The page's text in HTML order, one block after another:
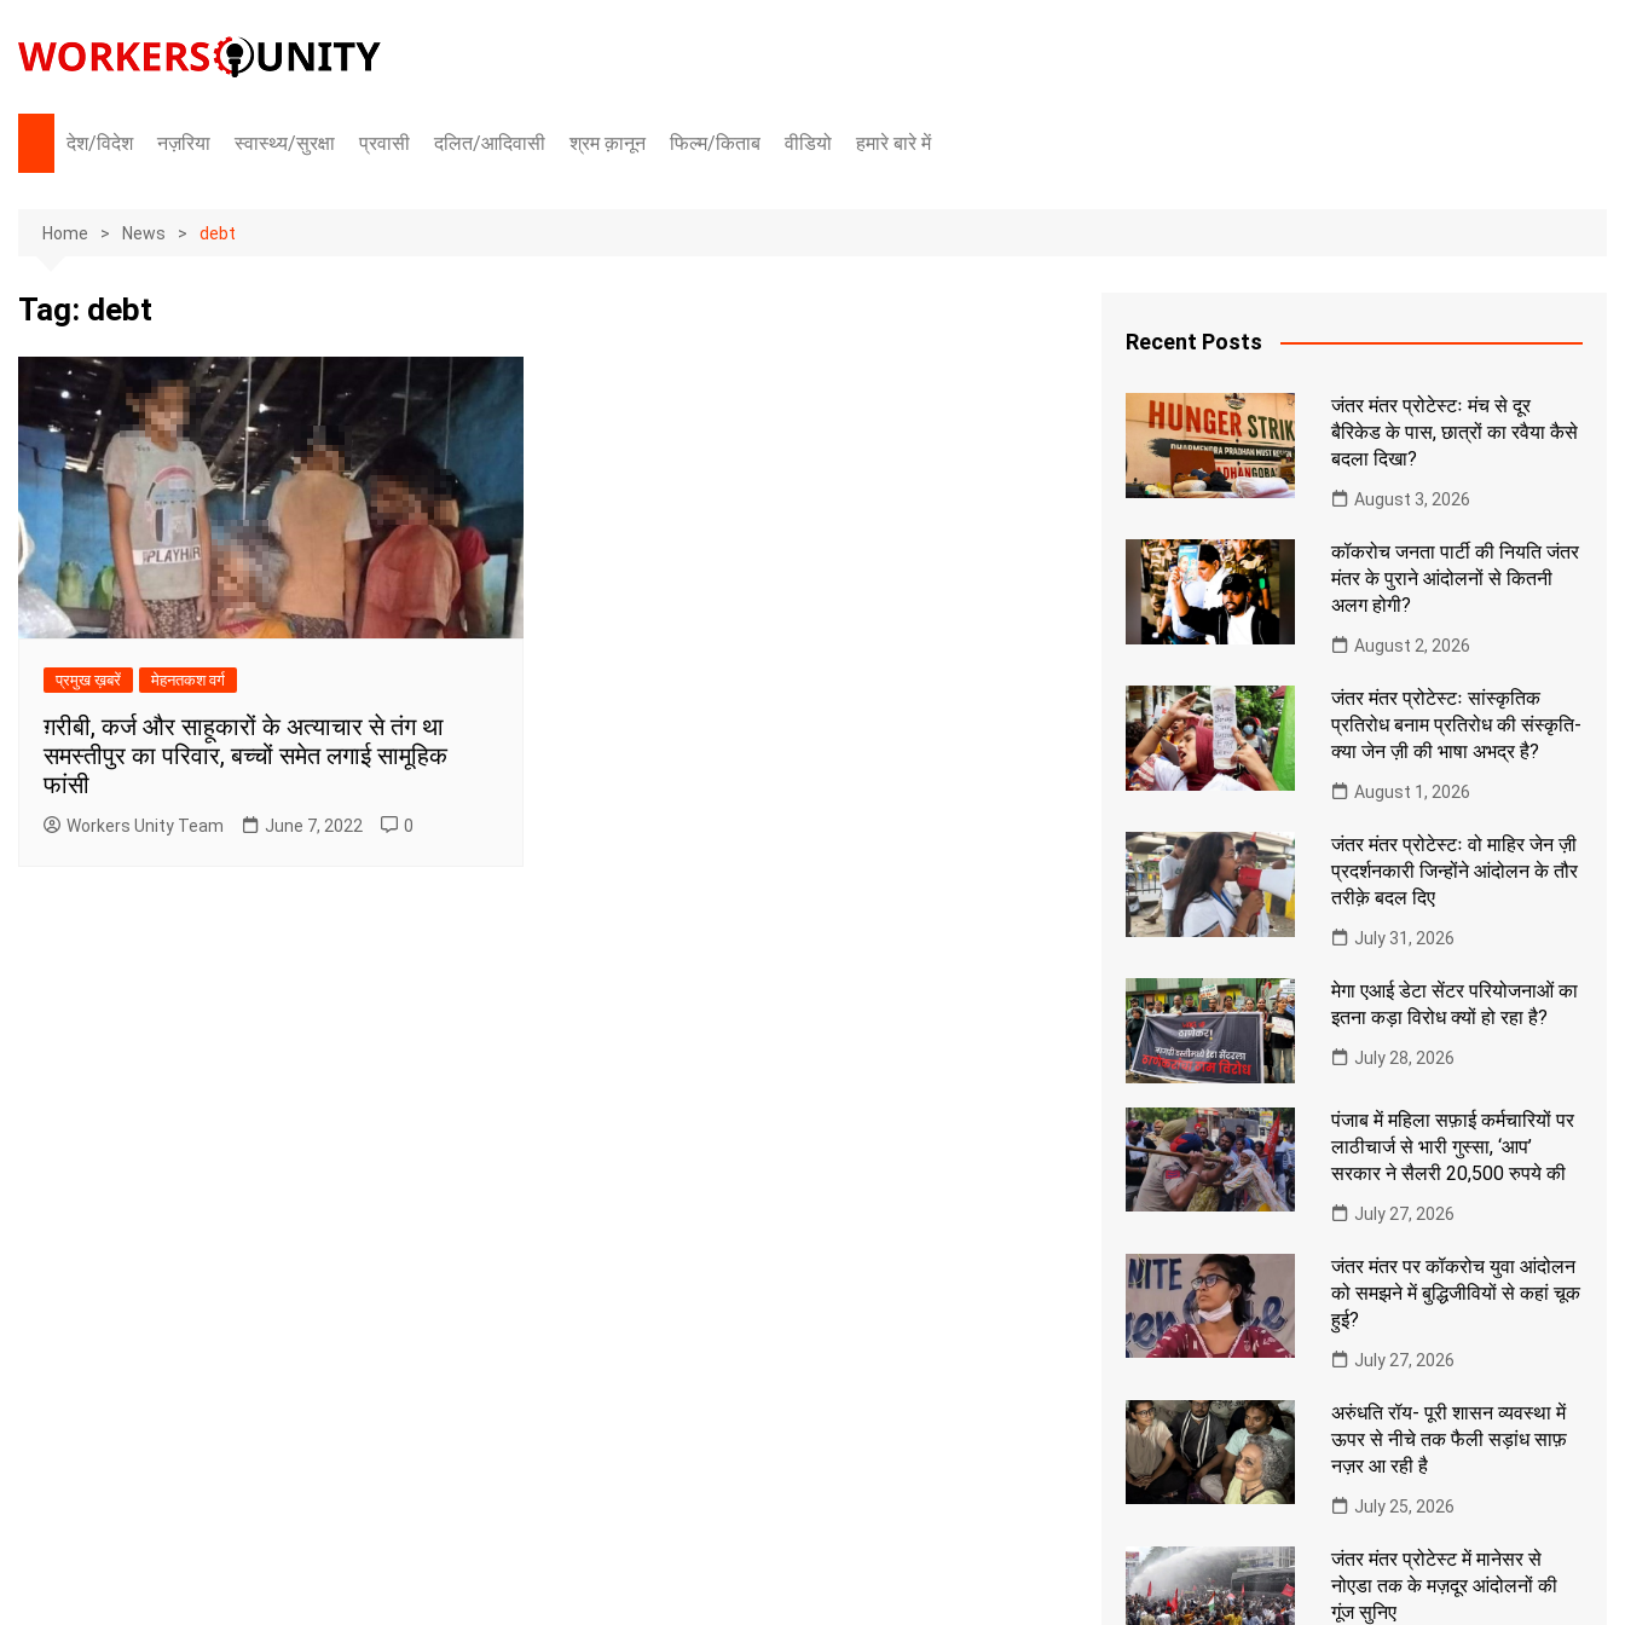
content
देश/विदेश
अंतराष्ट्रीय
नज़रिया स्वास्थ्य/सुरक्षा प्रवासी दलित/आदिवासी श्रम क़ानून फिल्म/किताब वीडियो हमारे बारे में
Home News debt
Tag: debt
प्रमुख ख़बरें मेहनतकश वर्ग
ग़रीबी, कर्ज और साहूकारों के अत्याचार से तंग था
समस्तीपुर का परिवार, बच्चों समेत लगाई सामूहिक
फांसी
Workers Unity Team June 7, 2022 0
Recent Posts
जंतर मंतर प्रोटेस्टः मंच से दूर
बैरिकेड के पास, छात्रों का रवैया कैसे
बदला दिखा?
August 3, 2026
कॉकरोच जनता पार्टी की नियति जंतर
मंतर के पुराने आंदोलनों से कितनी
अलग होगी?
August 2, 2026
जंतर मंतर प्रोटेस्टः सांस्कृतिक
प्रतिरोध बनाम प्रतिरोध की संस्कृति-
क्या जेन ज़ी की भाषा अभद्र है?
August 1, 2026
जंतर मंतर प्रोटेस्टः वो माहिर जेन ज़ी
प्रदर्शनकारी जिन्होंने आंदोलन के तौर
तरीक़े बदल दिए
July 31, 2026
मेगा एआई डेटा सेंटर परियोजनाओं का
इतना कड़ा विरोध क्यों हो रहा है?
July 28, 2026
पंजाब में महिला सफ़ाई कर्मचारियों पर
लाठीचार्ज से भारी गुस्सा, ‘आप’
सरकार ने सैलरी 20,500 रुपये की
July 27, 2026
जंतर मंतर पर कॉकरोच युवा आंदोलन
को समझने में बुद्धिजीवियों से कहां चूक
हुई?
July 27, 2026
अरुंधति रॉय- पूरी शासन व्यवस्था में
ऊपर से नीचे तक फैली सड़ांध साफ़
नज़र आ रही है
July 25, 2026
जंतर मंतर प्रोटेस्ट में मानेसर से
नोएडा तक के मज़दूर आंदोलनों की
गूंज सुनिए